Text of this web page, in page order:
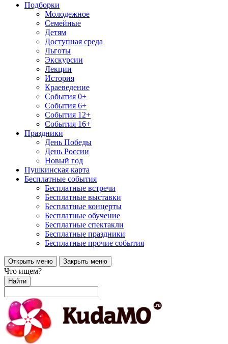
Подборки
Молодежное
Семейные
Детям
Доступная среда
Льготы
Экскурсии
Лекции
История
Краеведение
События 0+
События 6+
События 12+
События 16+
Праздники
День Победы
День России
Новый год
Пушкинская карта
Бесплатные события
Бесплатные встречи
Бесплатные выставки
Бесплатные концерты
Бесплатные обучение
Бесплатные спектакли
Бесплатные праздники
Бесплатные прочие события
Открыть меню Закрыть меню
Что ищем?
Найти